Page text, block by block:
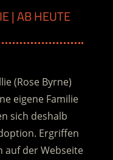
| AB HEUTE
(Rose Byrne)
eigene Familie
sich deshalb
Ergriffen
auf der Webseite